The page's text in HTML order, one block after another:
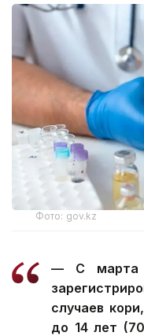
Фото: gov.kz
— С марта
случаев
до 14 лет